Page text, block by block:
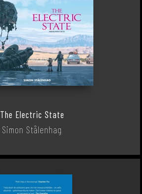
The Electric State
Simon Stålenhag